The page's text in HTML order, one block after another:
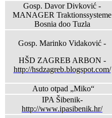
Gosp. Davor Divković -
MANAGER Traktionssysteme
Bosnia doo Tuzla
Gosp. Marinko Vidaković -
HŠD ZAGREB ARBON -
http://hsdzagreb.blogspot.com/
Auto otpad „Miko“
IPA Šibenik-
http://www.ipasibenik.hr/